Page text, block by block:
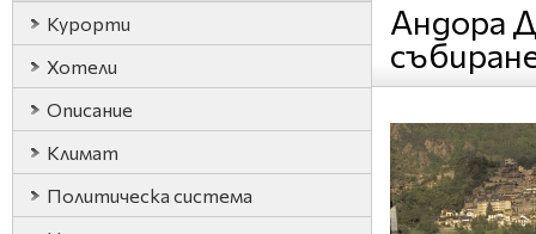
Курорти
Хотели
Описание
Климат
Политическа система
Андора